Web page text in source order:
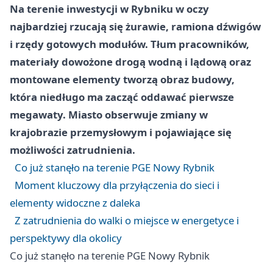
Na terenie inwestycji w Rybniku w oczy
najbardziej rzucają się żurawie, ramiona dźwigów
i rzędy gotowych modułów. Tłum pracowników,
materiały dowożone drogą wodną i lądową oraz
montowane elementy tworzą obraz budowy,
która niedługo ma zacząć oddawać pierwsze
megawaty. Miasto obserwuje zmiany w
krajobrazie przemysłowym i pojawiające się
możliwości zatrudnienia.
Co już stanęło na terenie PGE Nowy Rybnik
Moment kluczowy dla przyłączenia do sieci i
elementy widoczne z daleka
Z zatrudnienia do walki o miejsce w energetyce i
perspektywy dla okolicy
Co już stanęło na terenie PGE Nowy Rybnik